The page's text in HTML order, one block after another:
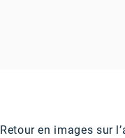
Retour en images sur